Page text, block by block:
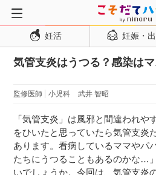
トップページ
妊活
妊娠初期
妊娠中期
妊娠後期
妊活 妊娠・
気管支炎はうつる？感染は
監修医師 小児科 武井 智昭
「気管支炎」は風邪と間違われや
をひいたと思っていたら気管支炎
あります。看病しているママやパ
たちにうつることもあるのかな…
いでしょうか。今回は、気管支炎